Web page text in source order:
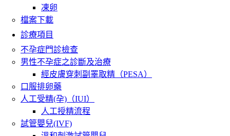
凍卵
檔案下載
診療項目
不孕症門診檢查
男性不孕症之診斷及治療
經皮膚穿刺副睪取精（PESA）
口服排卵藥
人工受精(孕)（IUI）
人工授精流程
試管嬰兒(IVF)